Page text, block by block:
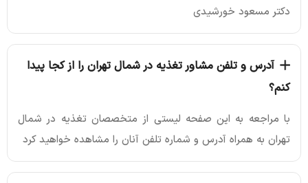
دکتر مسعود خورشیدی
آدرس و تلفن مشاور تغذیه در شمال تهران را از کجا پیدا
کنم؟
با مراجعه به این صفحه لیستی از متخصصان تغذیه در شمال
تهران به همراه آدرس و شماره تلفن آنان را مشاهده خواهید کرد